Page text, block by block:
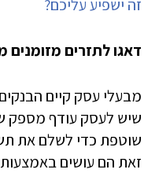
זה ישפיע עליכם?
דאגו לתזרים מזומנים
מבעלי עסק קיים
שיש לעסק עודף מספק
שוטפת כדי לשלם את
זאת הם עושים